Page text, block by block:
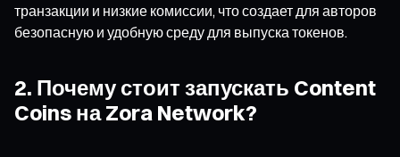
транзакции и низкие комиссии, что создает для авторов
безопасную и удобную среду для выпуска токенов.
2. Почему стоит запускать Content
Coins на Zora Network?